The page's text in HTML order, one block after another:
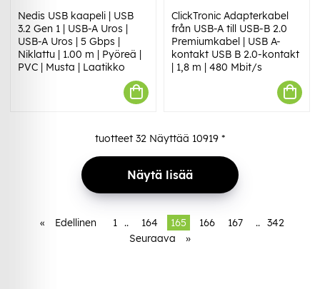
Nedis USB kaapeli | USB
3.2 Gen 1 | USB-A Uros |
USB-A Uros | 5 Gbps |
Niklattu | 1.00 m | Pyöreä |
PVC | Musta | Laatikko
ClickTronic Adapterkabel
från USB-A till USB-B 2.0
Premiumkabel | USB A-
kontakt USB B 2.0-kontakt
| 1,8 m | 480 Mbit/s
tuotteet 32 Näyttää 10919 *
Näytä lisää
« Edellinen 1 .. 164 165 166 167 .. 342
Seuraava
»